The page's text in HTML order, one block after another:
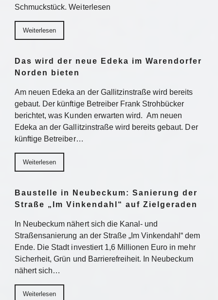
Schmuckstück. Weiterlesen
Weiterlesen
Das wird der neue Edeka im Warendorfer
Norden bieten
Am neuen Edeka an der Gallitzinstraße wird bereits
gebaut. Der künftige Betreiber Frank Strohbücker
berichtet, was Kunden erwarten wird. Am neuen
Edeka an der Gallitzinstraße wird bereits gebaut. Der
künftige Betreiber…
Weiterlesen
Baustelle in Neubeckum: Sanierung der
Straße „Im Vinkendahl“ auf Zielgeraden
In Neubeckum nähert sich die Kanal- und
Straßensanierung an der Straße „Im Vinkendahl“ dem
Ende. Die Stadt investiert 1,6 Millionen Euro in mehr
Sicherheit, Grün und Barrierefreiheit. In Neubeckum
nähert sich…
Weiterlesen